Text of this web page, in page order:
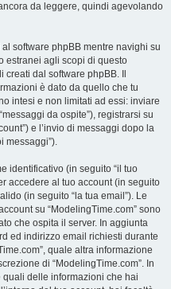
da leggere, quindi agevolando
software phpBB mentre navighi su
estranei agli scopi di questo
dal software phpBB. Il
è dato da quello che tu
intesi e non limitati ad essi: inviare
da ospite”), registrarsi su
e l’invio di messaggi dopo la
messaggi”).
identificativo (in seguito “il tuo
accedere al tuo account (in seguito
(in seguito “la tua email”). Le
su “ModelingTime.com” sono
che ospita il server. In aggiunta
ed indirizzo email richiesti durante
quale altra informazione
di “ModelingTime.com”. In
delle informazioni che hai